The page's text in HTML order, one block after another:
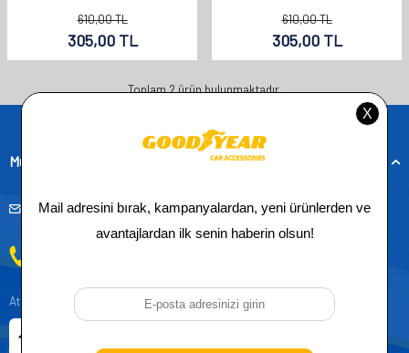
610,00TL
305,00TL
610,00TL
305,00TL
Toplam2ürün bulunmaktadır.
Müşteri Hizmetleri
musteridestek@goodyearotoaksesuar.com.tr
Atatürk, Kıraç Mevkii, Orhan Veli Cd. D:No:19, 34522 Esenyurt/İstanbul